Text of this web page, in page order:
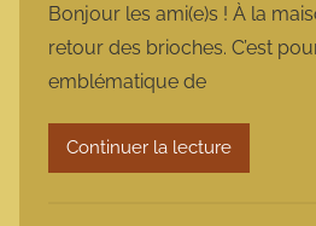
r
m
Bonjour les ami(e)s ! À la
retour des brioches. C’est
emblématique de
Continuer la lecture